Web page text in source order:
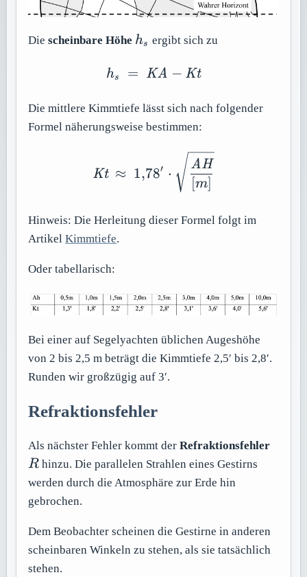
Diescheinbare Höhe h_s
hs ergibt sich zu
h_s\ =\
hs = KA − Kt
Die mittlere Kimmtiefe lässt sich nach folgender
Formel näherungsweise bestimmen:
\mathit{Kt}\
Kt ≈ 1,78′ ⋅
[m]
AH
Hinweis: Die Herleitung dieser Formel folgt im
ArtikelKimmtiefe.
Oder tabellarisch:
Bei einer auf Segelyachten üblichen Augeshöhe
von 2 bis 2,5 m beträgt die Kimmtiefe 2,5′ bis 2,8′.
Runden wir großzügig auf 3′.
Refraktionsfehler
Als nächster Fehler kommt derRefraktionsfehler
R hinzu. Die parallelen Strahlen eines Gestirns
werden durch die Atmosphäre zur Erde hin
gebrochen.
Dem Beobachter scheinen die Gestirne in anderen
scheinbaren Winkeln zu stehen, als sie tatsächlich
stehen.